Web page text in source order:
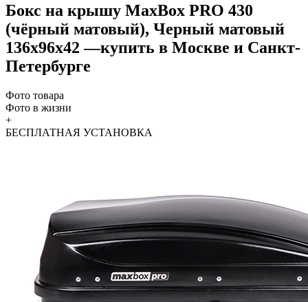
Бокс на крышу MaxBox PRO 430
(чёрный матовый), Черный матовый
136x96x42 —купить в Москве и Санкт-
Петербурге
Фото товара
Фото в жизни
+
БЕСПЛАТНАЯ УСТАНОВКА